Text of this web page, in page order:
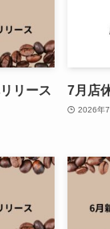
リース
7月店
2026年